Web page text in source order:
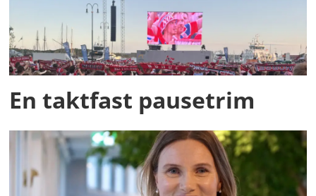
En taktfast pausetrim